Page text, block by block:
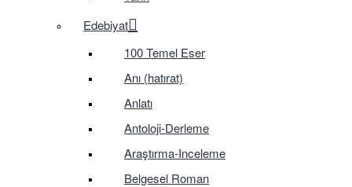
Edebiyat
100 Temel Eser
Anı (hatırat)
Anlatı
Antoloji-Derleme
Araştırma-Inceleme
Belgesel Roman